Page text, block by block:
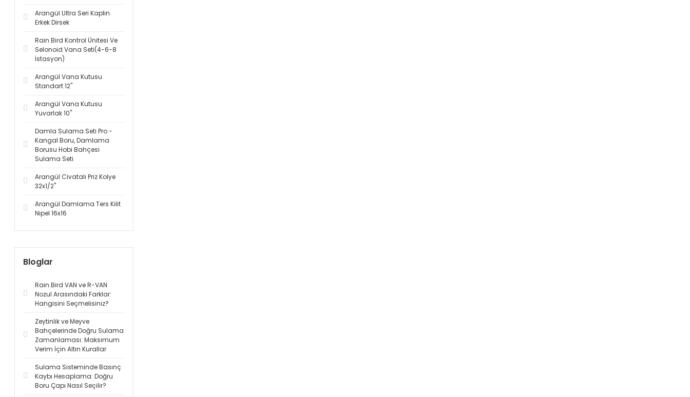
Arangül Ultra Seri Kaplin
Erkek Dirsek
Rain Bird Kontrol Ünitesi Ve
Selonoid Vana Seti(4-6-8
İstasyon)
Arangül Vana Kutusu
Standart 12''
Arangül Vana Kutusu
Yuvarlak 10''
Damla Sulama Seti Pro -
Kangal Boru, Damlama
Borusu Hobi Bahçesi
Sulama Seti
Arangül Civatalı Priz Kolye
32x1/2''
Arangül Damlama Ters Kilit
Nipel 16x16
Bloglar
Rain Bird VAN ve R-VAN
Nozul Arasındaki Farklar:
Hangisini Seçmelisiniz?
Zeytinlik ve Meyve
Bahçelerinde Doğru Sulama
Zamanlaması: Maksimum
Verim İçin Altın Kurallar
Sulama Sisteminde Basınç
Kaybı Hesaplama: Doğru
Boru Çapı Nasıl Seçilir?